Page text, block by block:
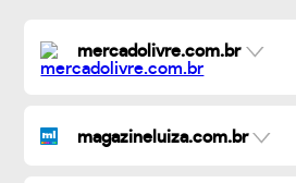
mercadolivre.com.br
magazineluiza.com.br